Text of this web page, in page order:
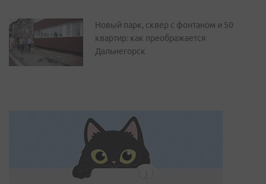
Новый парк, сквер с фонтаном и 50
квартир: как преображается
Дальнегорск